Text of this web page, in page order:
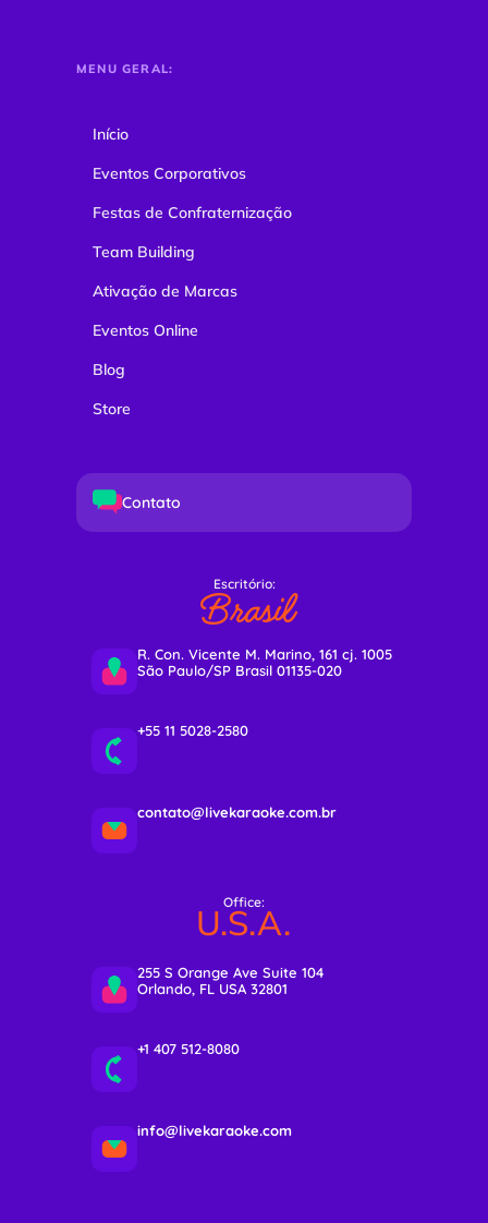
MENU GERAL:
Início
Eventos Corporativos
Festas de Confraternização
Team Building
Ativação de Marcas
Eventos Online
Blog
Store
Contato
Escritório:
Brasil
R. Con. Vicente M. Marino, 161 cj. 1005
São Paulo/SP Brasil 01135-020
+55 11 5028-2580
contato@livekaraoke.com.br
Office:
U.S.A.
255 S Orange Ave Suite 104
Orlando, FL USA 32801
+1 407 512-8080
info@livekaraoke.com